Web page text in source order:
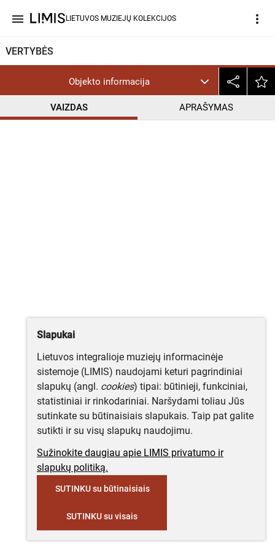
menu LIETUVOS MUZIEJŲ KOLEKCIJOS more_vert
VERTYBĖS
Objekto informacija
VAIZDAS APRAŠYMAS
help_outline
Slapukai
Lietuvos integralioje muziejų informacinėje
sistemoje (LIMIS) naudojami keturi pagrindiniai
slapukų (angl. cookies) tipai: būtinieji, funkciniai,
statistiniai ir rinkodariniai. Naršydami toliau Jūs
sutinkate su būtinaisiais slapukais. Taip pat galite
sutikti ir su visų slapukų naudojimu.
Sužinokite daugiau apie LIMIS privatumo ir
slapukų politiką.
SUTINKU su būtinaisiais
SUTINKU su visais